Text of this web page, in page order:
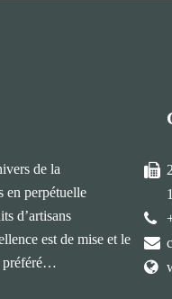
de la
en perpétuelle
d’artisans
est de mise et le
préféré…